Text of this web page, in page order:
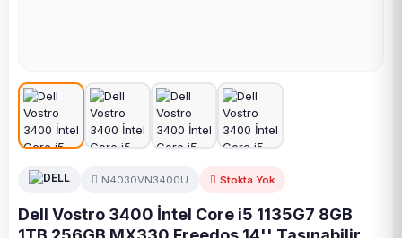
N4030VN3400U Stokta Yok
Dell Vostro 3400 İntel Core i5 1135G7 8GB